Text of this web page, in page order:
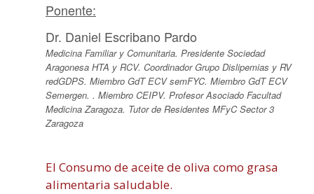
Ponente:
Dr. Daniel Escribano Pardo
Medicina Familiar y Comunitaria. Presidente Sociedad
Aragonesa HTA y RCV. Coordinador Grupo Dislipemias y RV
redGDPS. Miembro GdT ECV semFYC. Miembro GdT ECV
Semergen. . Miembro CEIPV. Profesor Asociado Facultad
Medicina Zaragoza. Tutor de Residentes MFyC Sector 3
Zaragoza
El Consumo de aceite de oliva como grasa
alimentaria saludable.